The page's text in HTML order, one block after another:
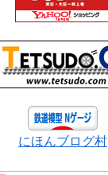
にほんブログ村